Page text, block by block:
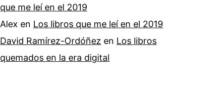
que me leí en el 2019
Alex en Los libros que me leí en el 2019
David Ramírez-Ordóñez en Los libros
quemados en la era digital